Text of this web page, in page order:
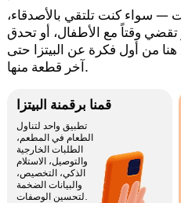
— سواء كنت تلتقي بالأصدقاء،
تقضي وقتاً مع الأطفال، أو تحدق
من أول فكرة عن البيتزا حتى
آخر قطعة منها.
قمنا برقمنة البيتزا
تطبيق واحد لتناول
الطعام في المطعم،
الطلبات الخارجية
والتوصيل، الاستلام
الذكي، التخصيص،
والبيانات الضخمة
لتحسين الوصفات.